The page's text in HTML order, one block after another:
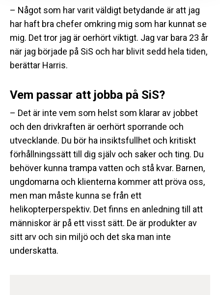
– Något som har varit väldigt betydande är att jag
har haft bra chefer omkring mig som har kunnat se
mig. Det tror jag är oerhört viktigt. Jag var bara 23 år
när jag började på SiS och har blivit sedd hela tiden,
berättar Harris.
Vem passar att jobba på SiS?
– Det är inte vem som helst som klarar av jobbet
och den drivkraften är oerhört sporrande och
utvecklande. Du bör ha insiktsfullhet och kritiskt
förhållningssätt till dig själv och saker och ting. Du
behöver kunna trampa vatten och stå kvar. Barnen,
ungdomarna och klienterna kommer att pröva oss,
men man måste kunna se från ett
helikopterperspektiv. Det finns en anledning till att
människor är på ett visst sätt. De är produkter av
sitt arv och sin miljö och det ska man inte
underskatta.